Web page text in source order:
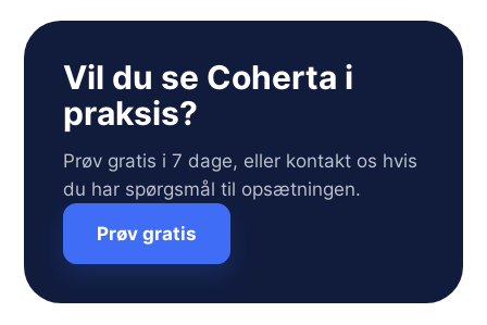
Vil du se Coherta i
praksis?
Prøv gratis i 7 dage, eller kontakt os hvis
du har spørgsmål til opsætningen.
Prøv gratis